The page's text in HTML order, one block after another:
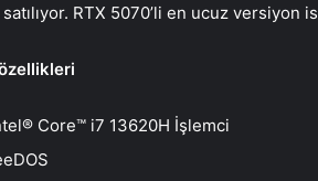
satılıyor. RTX 5070’li en ucuz versiyon
Core™ i7 13620H İşlemci